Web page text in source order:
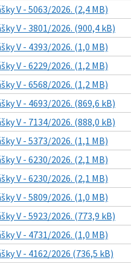
V - 5063/2026. (2,4 MB)
V - 3801/2026. (900,4 kB)
V - 4393/2026. (1,0 MB)
V - 6229/2026. (1,2 MB)
V - 6568/2026. (1,2 MB)
V - 4693/2026. (869,6 kB)
V - 7134/2026. (888,0 kB)
V - 5373/2026. (1,1 MB)
V - 6230/2026. (2,1 MB)
V - 6230/2026. (2,1 MB)
V - 5809/2026. (1,0 MB)
V - 5923/2026. (773,9 kB)
V - 4731/2026. (1,0 MB)
V - 4162/2026 (736,5 kB)